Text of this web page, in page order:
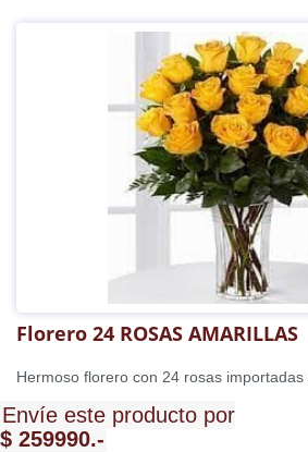
Florero 24 ROSAS AMARILLAS
Hermoso florero con 24 rosas importadas
Envíe este producto por
$ 259990.-